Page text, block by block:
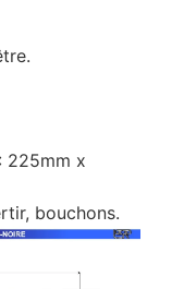
225mm x
bouchons.